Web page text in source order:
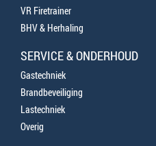
VR Firetrainer
BHV & Herhaling
SERVICE & ONDERHOUD
Gastechniek
Brandbeveiliging
Lastechniek
Overig